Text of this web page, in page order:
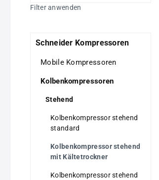
Filter anwenden
Schneider Kompressoren
Mobile Kompressoren
Kolbenkompressoren
Stehend
Kolbenkompressor stehend
standard
Kolbenkompressor stehend
mit Kältetrockner
Kolbenkompressor stehend